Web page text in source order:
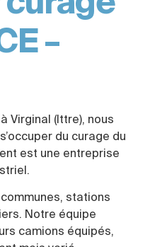
–
Virginal (Ittre), nous
du curage du
est une entreprise
stations
Notre équipe
camions équipés,